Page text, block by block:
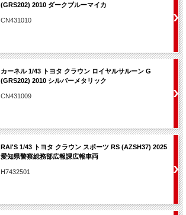
(GRS202) 2010 ダークブルーマイカ
CN431010
カーネル 1/43 トヨタ クラウン ロイヤルサルーン G
(GRS202) 2010 シルバーメタリック
CN431009
RAI'S 1/43 トヨタ クラウン スポーツ RS (AZSH37) 2025
愛知県警察総務部広報課広報車両
H7432501